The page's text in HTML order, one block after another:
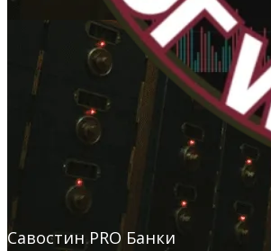
Савостин PRO Банки